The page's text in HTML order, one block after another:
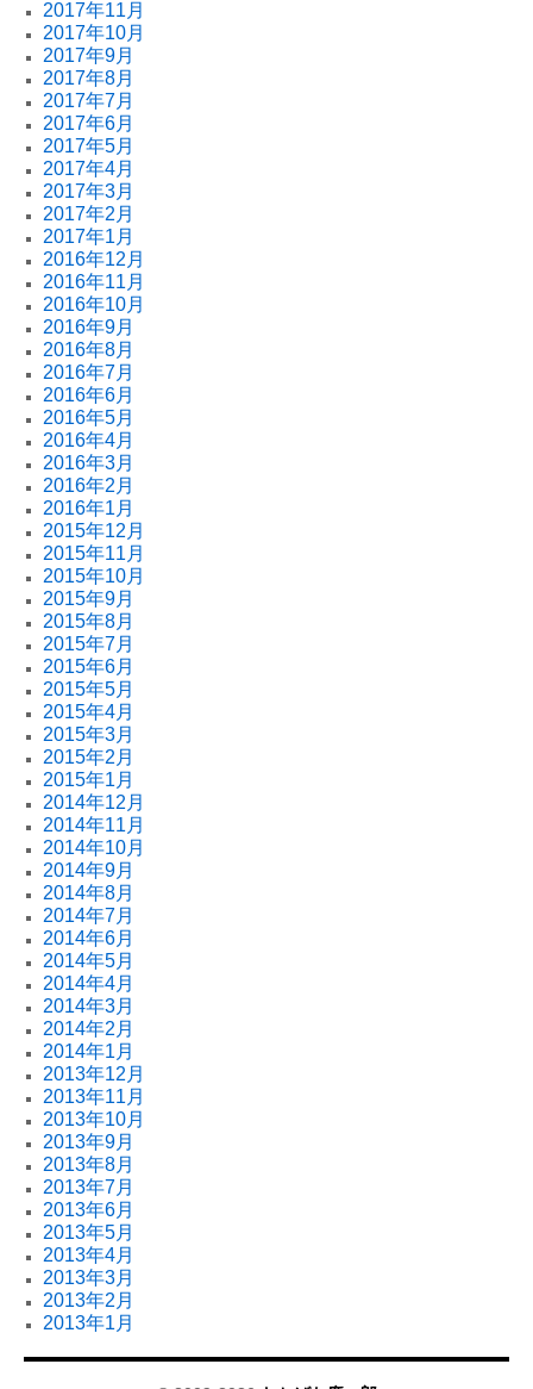
2017年11月
2017年10月
2017年9月
2017年8月
2017年7月
2017年6月
2017年5月
2017年4月
2017年3月
2017年2月
2017年1月
2016年12月
2016年11月
2016年10月
2016年9月
2016年8月
2016年7月
2016年6月
2016年5月
2016年4月
2016年3月
2016年2月
2016年1月
2015年12月
2015年11月
2015年10月
2015年9月
2015年8月
2015年7月
2015年6月
2015年5月
2015年4月
2015年3月
2015年2月
2015年1月
2014年12月
2014年11月
2014年10月
2014年9月
2014年8月
2014年7月
2014年6月
2014年5月
2014年4月
2014年3月
2014年2月
2014年1月
2013年12月
2013年11月
2013年10月
2013年9月
2013年8月
2013年7月
2013年6月
2013年5月
2013年4月
2013年3月
2013年2月
2013年1月